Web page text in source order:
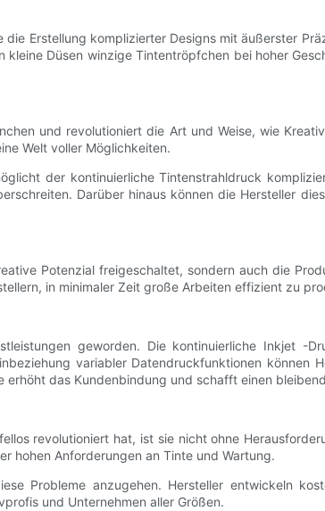
Erstellung komplizierter Designs mit äußerster
Düsen winzige Tintentröpfchen bei hoher
und revolutioniert die Art und Weise, wie
Welt voller Möglichkeiten.
der kontinuierliche Tintenstrahldruck
Darüber hinaus können die Hersteller
Potenzial freigeschaltet, sondern auch die
in minimaler Zeit große Arbeiten effizient zu
geworden. Die kontinuierliche Inkjet -
variabler Datendruckfunktionen können
das Kundenbindung und schafft einen
revolutioniert hat, ist sie nicht ohne
hohen Anforderungen an Tinte und Wartung.
Probleme anzugehen. Hersteller entwickeln
und Unternehmen aller Größen.